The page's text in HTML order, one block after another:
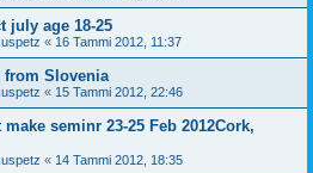
july age 18-25
« 16 Tammi 2012, 11:37
from Slovenia
« 15 Tammi 2012, 22:46
seminr 23-25 Feb 2012Cork,
« 14 Tammi 2012, 18:35